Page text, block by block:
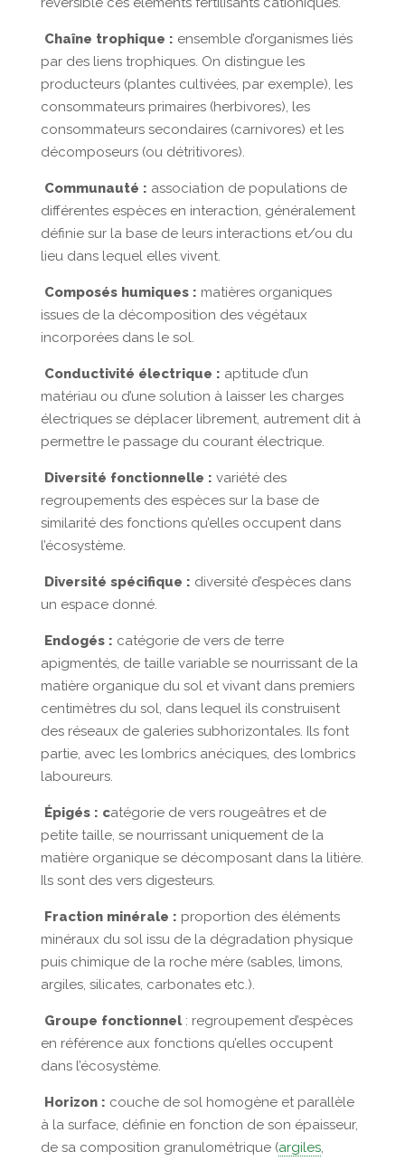
Chaîne trophique : ensemble d’organismes liés
par des liens trophiques. On distingue les
producteurs (plantes cultivées, par exemple), les
consommateurs primaires (herbivores), les
consommateurs secondaires (carnivores) et les
décomposeurs (ou détritivores).
Communauté : association de populations de
différentes espèces en interaction, généralement
définie sur la base de leurs interactions et/ou du
lieu dans lequel elles vivent.
Composés humiques : matières organiques
issues de la décomposition des végétaux
incorporées dans le sol.
Conductivité électrique : aptitude d’un
matériau ou d’une solution à laisser les charges
électriques se déplacer librement, autrement dit à
permettre le passage du courant électrique.
Diversité fonctionnelle : variété des
regroupements des espèces sur la base de
similarité des fonctions qu’elles occupent dans
l’écosystème.
Diversité spécifique : diversité d’espèces dans
un espace donné.
Endogés : catégorie de vers de terre
apigmentés, de taille variable se nourrissant de la
matière organique du sol et vivant dans premiers
centimètres du sol, dans lequel ils construisent
des réseaux de galeries subhorizontales. Ils font
partie, avec les lombrics anéciques, des lombrics
laboureurs.
Épigés : catégorie de vers rougeâtres et de
petite taille, se nourrissant uniquement de la
matière organique se décomposant dans la litière.
Ils sont des vers digesteurs.
Fraction minérale : proportion des éléments
minéraux du sol issu de la dégradation physique
puis chimique de la roche mère (sables, limons,
argiles, silicates, carbonates etc.).
Groupe fonctionnel: regroupement d’espèces
en référence aux fonctions qu’elles occupent
dans l’écosystème.
Horizon : couche de sol homogène et parallèle
à la surface, définie en fonction de son épaisseur,
de sa composition granulométrique (argiles,